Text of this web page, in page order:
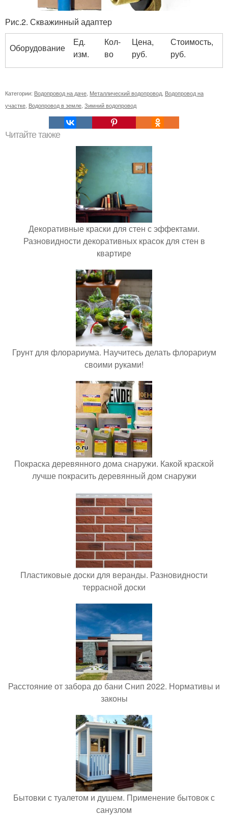
Рис.2. Скважинный адаптер
Оборудование
Ед.
изм.
Кол-
во
Цена,
руб.
Стоимость,
руб.
Категории: Водопровод на даче Металлический водопровод Водопровод на
участке Водопровод в земле Зимний водопровод
Читайте также
Декоративные краски для стен с эффектами.
Разновидности декоративных красок для стен в
квартире
Грунт для флорариума. Научитесь делать флорариум
своими руками!
Покраска деревянного дома снаружи. Какой краской
лучше покрасить деревянный дом снаружи
Пластиковые доски для веранды. Разновидности
террасной доски
Расстояние от забора до бани Снип 2022. Нормативы и
законы
Бытовки с туалетом и душем. Применение бытовок с
санузлом